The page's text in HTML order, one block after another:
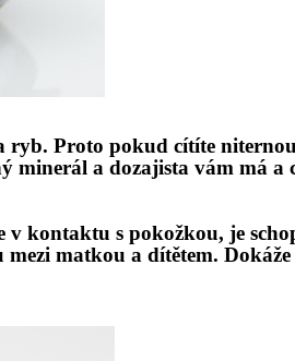
Proto pokud cítíte
minerál a dozajista vám má a
kontaktu s pokožkou, je
matkou a dítětem.